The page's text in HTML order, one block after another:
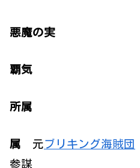
悪魔の実
覇気
所属
属 元ブリキング海賊団
参謀